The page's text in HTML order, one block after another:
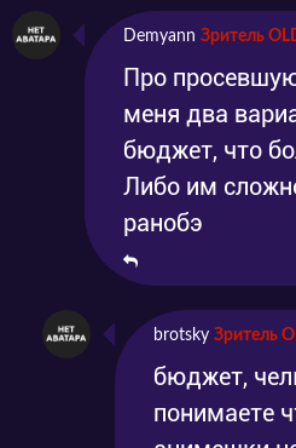
Demyann Зритель
Про
меня два
бюджет, что
Либо им
ранобэ
brotsky Зритель
бюджет,
понимаете